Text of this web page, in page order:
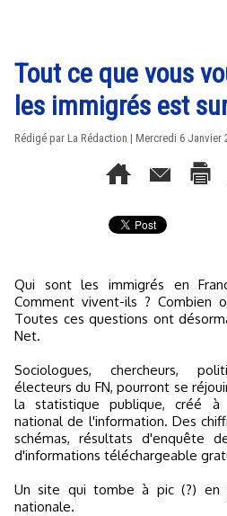
Tout ce que vous
les immigrés est
Rédigé par La Rédaction | Mercredi 6 Janvier
Qui sont les immigrés en France ? Combien sont-ils ?
Comment vivent-ils ? Combien
Toutes ces questions ont
Net.
Sociologues, chercheurs,
électeurs du FN, pourront se
la statistique publique, créé
national de l'information. Des
schémas, résultats d'enquête
d'informations téléchargeable
Un site qui tombe à pic (?) en
nationale.